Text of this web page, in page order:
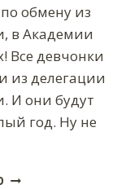
обмену из
в Академии
Все девчонки
из делегации
И они будут
год. Ну не
ЭМИЛИ